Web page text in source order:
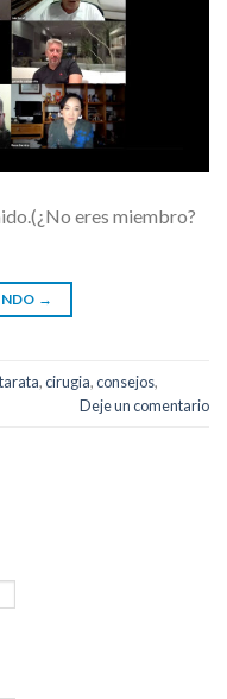
eres miembro?
→
,cirugia,consejos,
Deje un comentario